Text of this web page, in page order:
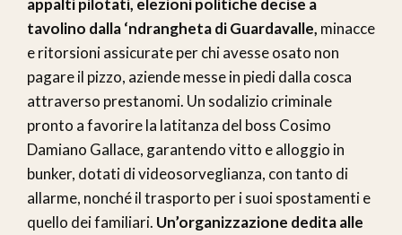
tavolino dalla ‘ndrangheta di Guardavalle, minacce
e ritorsioni assicurate per chi avesse osato non
pagare il pizzo, aziende messe in piedi dalla cosca
attraverso prestanomi. Un sodalizio criminale
pronto a favorire la latitanza del boss Cosimo
Damiano Gallace, garantendo vitto e alloggio in
bunker, dotati di videosorveglianza, con tanto di
allarme, nonché il trasporto per i suoi spostamenti e
quello dei familiari. Un’organizzazione dedita alle